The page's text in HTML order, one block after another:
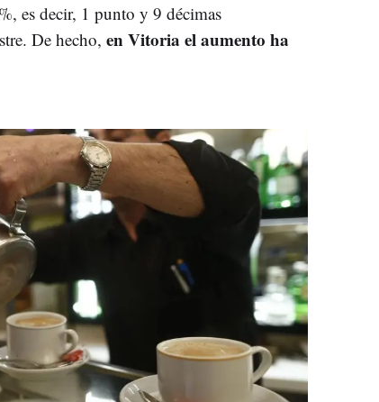
es decir, 1 punto y 9 décimas
De hecho, en Vitoria el aumento ha